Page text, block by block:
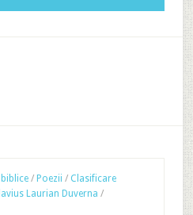
biblice / Poezii / Clasificare
Laurian Duverna /